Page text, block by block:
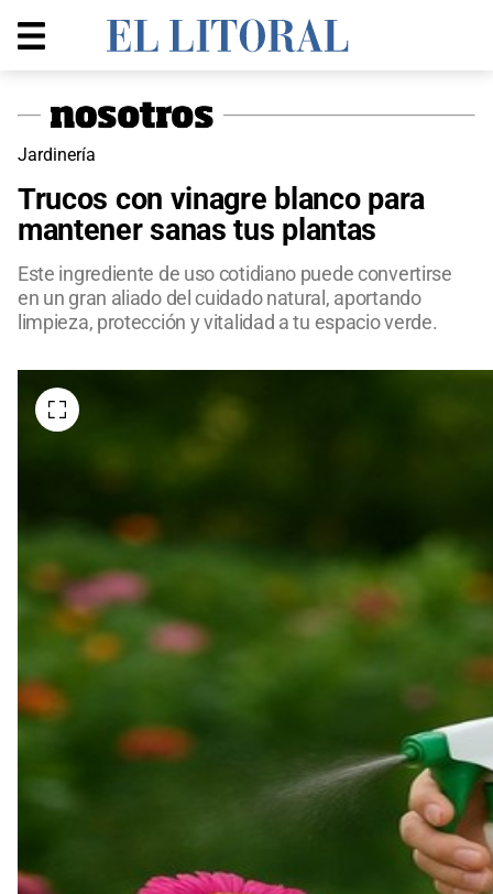
Jardinería
Trucos con vinagre blanco para
mantener sanas tus plantas
Este ingrediente de uso cotidiano puede convertirse
en un gran aliado del cuidado natural, aportando
limpieza, protección y vitalidad a tu espacio verde.